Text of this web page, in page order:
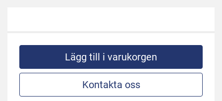
Lägg till i varukorgen
Kontakta oss